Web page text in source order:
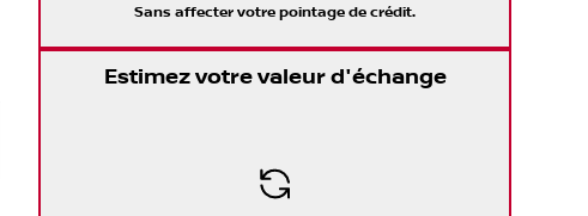
Sans affecter votre pointage de crédit.
Estimez votre valeur d'échange